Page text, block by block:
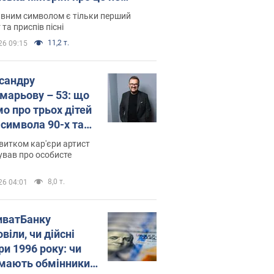
у школі
символом є тільки перший
приспів пісні
09:15 11,2 т.
– 53: що
про трьох дітей
90-х та
вони
кар'єри артист
про особисте
04:01 8,0 т.
чи дійсні
1996 року: чи
обмінники